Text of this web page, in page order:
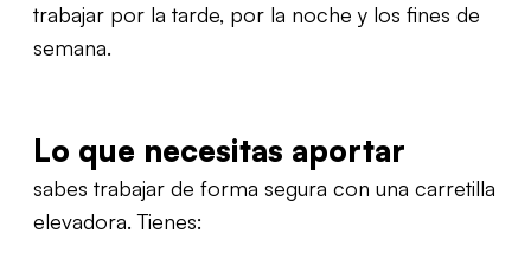
trabajar por la tarde, por la noche y los fines de
semana.
Lo que necesitas aportar
sabes trabajar de forma segura con una carretilla
elevadora. Tienes: